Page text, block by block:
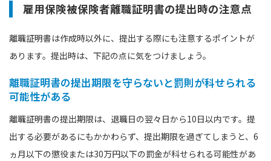
雇用保険被保険者離職証明書の提出時の注意点
離職証明書は作成時以外に、提出する際にも注意するポイントが
あります。提出時は、下記の点に気をつけましょう。
離職証明書の提出期限を守らないと罰則が科せられる
可能性がある
離職証明書の提出期限は、退職日の翌々日から10日以内です。提
出する必要があるにもかかわらず、提出期限を過ぎてしまうと、6
ヵ月以下の懲役または30万円以下の罰金が科せられる可能性があ